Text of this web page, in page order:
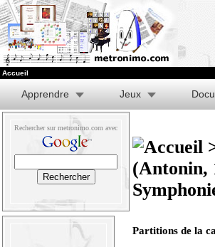
Accueil
Apprendre Jeux
Rechercher sur metronimo.com avec
(Antonin,
Partitions de la